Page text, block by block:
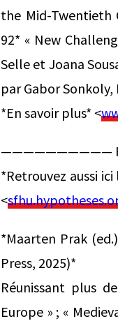
the Mid-Twentieth
92* « New
Selle et Joana
par Gabor Sonkoly,
*En savoir plus* <
——————————
*Retrouvez aussi
<
*Maarten Prak
Press, 2025)*
Réunissant plus
Europe » ; «